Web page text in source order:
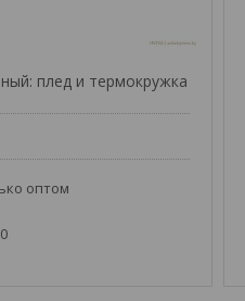
плед и термокружка
оптом